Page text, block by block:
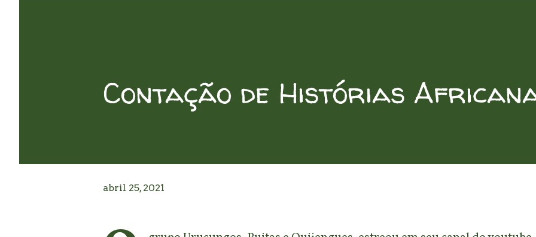
Contação de Histórias
abril 25, 2021